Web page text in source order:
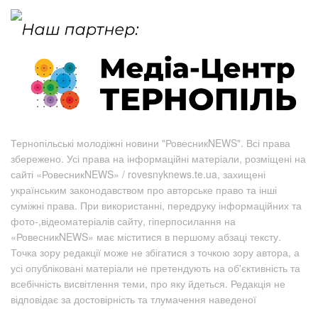
Тернопільські молодіжні новини "РовесникNEWS". Всі права
збережено. Усі права на інформаційні матеріали, розміщені на
сайті «РовесникNEWS» / rovesnyknews.te.ua, захищені
українським законодавством про авторське право та інші
суміжні права. При використанні, передруку інформаційних та
фото-,відеоматеріалів сайту, гіперпосилання на
«РовесникNEWS» має міститися в першому абзаці тексту.
Точка зору редакції може не збігатися з точкою зору автора, а
усі опубліковані матеріали не претендують на об'єктивність та
всебічність висвітлення теми, про яку йдеться. Редакція не
відповідає за достовірність та тлумачення наведеної